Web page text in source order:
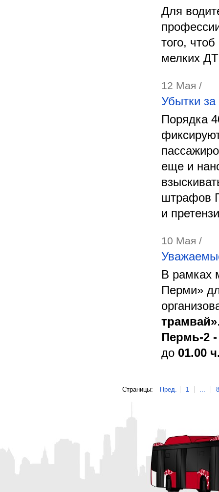
Для
того,
мелких
12 Мая /
Убытки
Порядка
еще и
штрафов
и
10 Мая /
В рамках
Перми»
трамвай»
Пермь-2 -
до 01.00
Страницы: Пред. 1